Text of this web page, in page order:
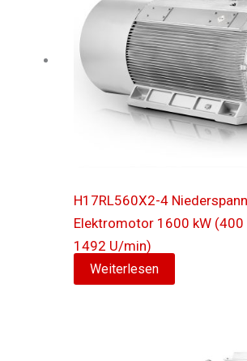
H17RL560X2-4
Elektromotor 1600 kW (400
1492 U/min)
Weiterlesen